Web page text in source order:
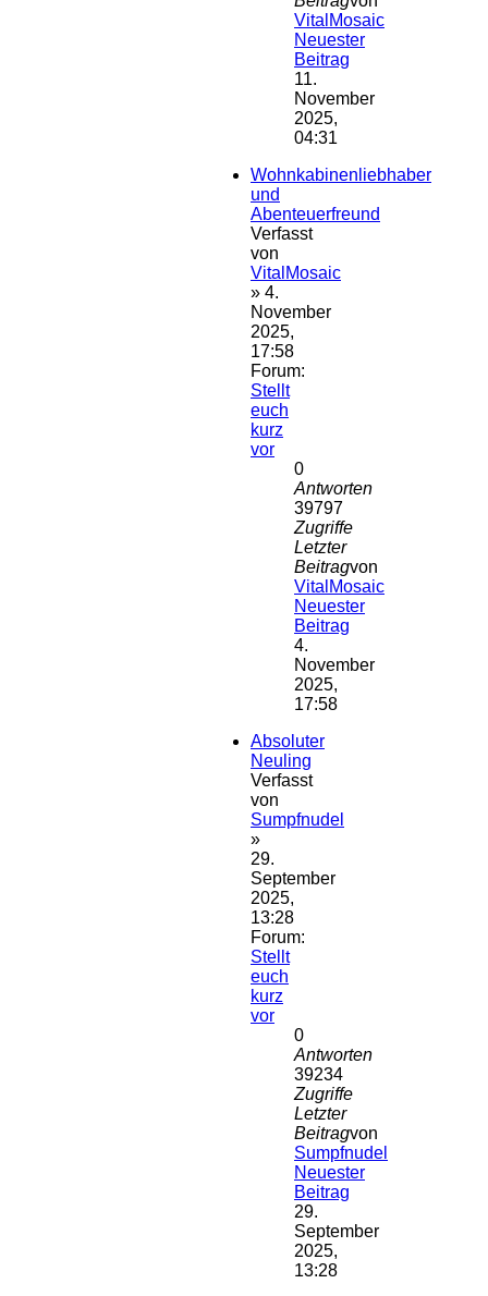
VitalMosaic
Neuester
Beitrag
11.
November
2025,
04:31
Wohnkabinenliebhaber
und
Abenteuerfreund
Verfasst
von
VitalMosaic
» 4.
November
2025,
17:58
Forum:
Stellt
euch
kurz
vor
0
Antworten
39797
Zugriffe
Letzter
Beitragvon
VitalMosaic
Neuester
Beitrag
4.
November
2025,
17:58
Absoluter
Neuling
Verfasst
von
Sumpfnudel
»
29.
September
2025,
13:28
Forum:
Stellt
euch
kurz
vor
0
Antworten
39234
Zugriffe
Letzter
Beitragvon
Sumpfnudel
Neuester
Beitrag
29.
September
2025,
13:28